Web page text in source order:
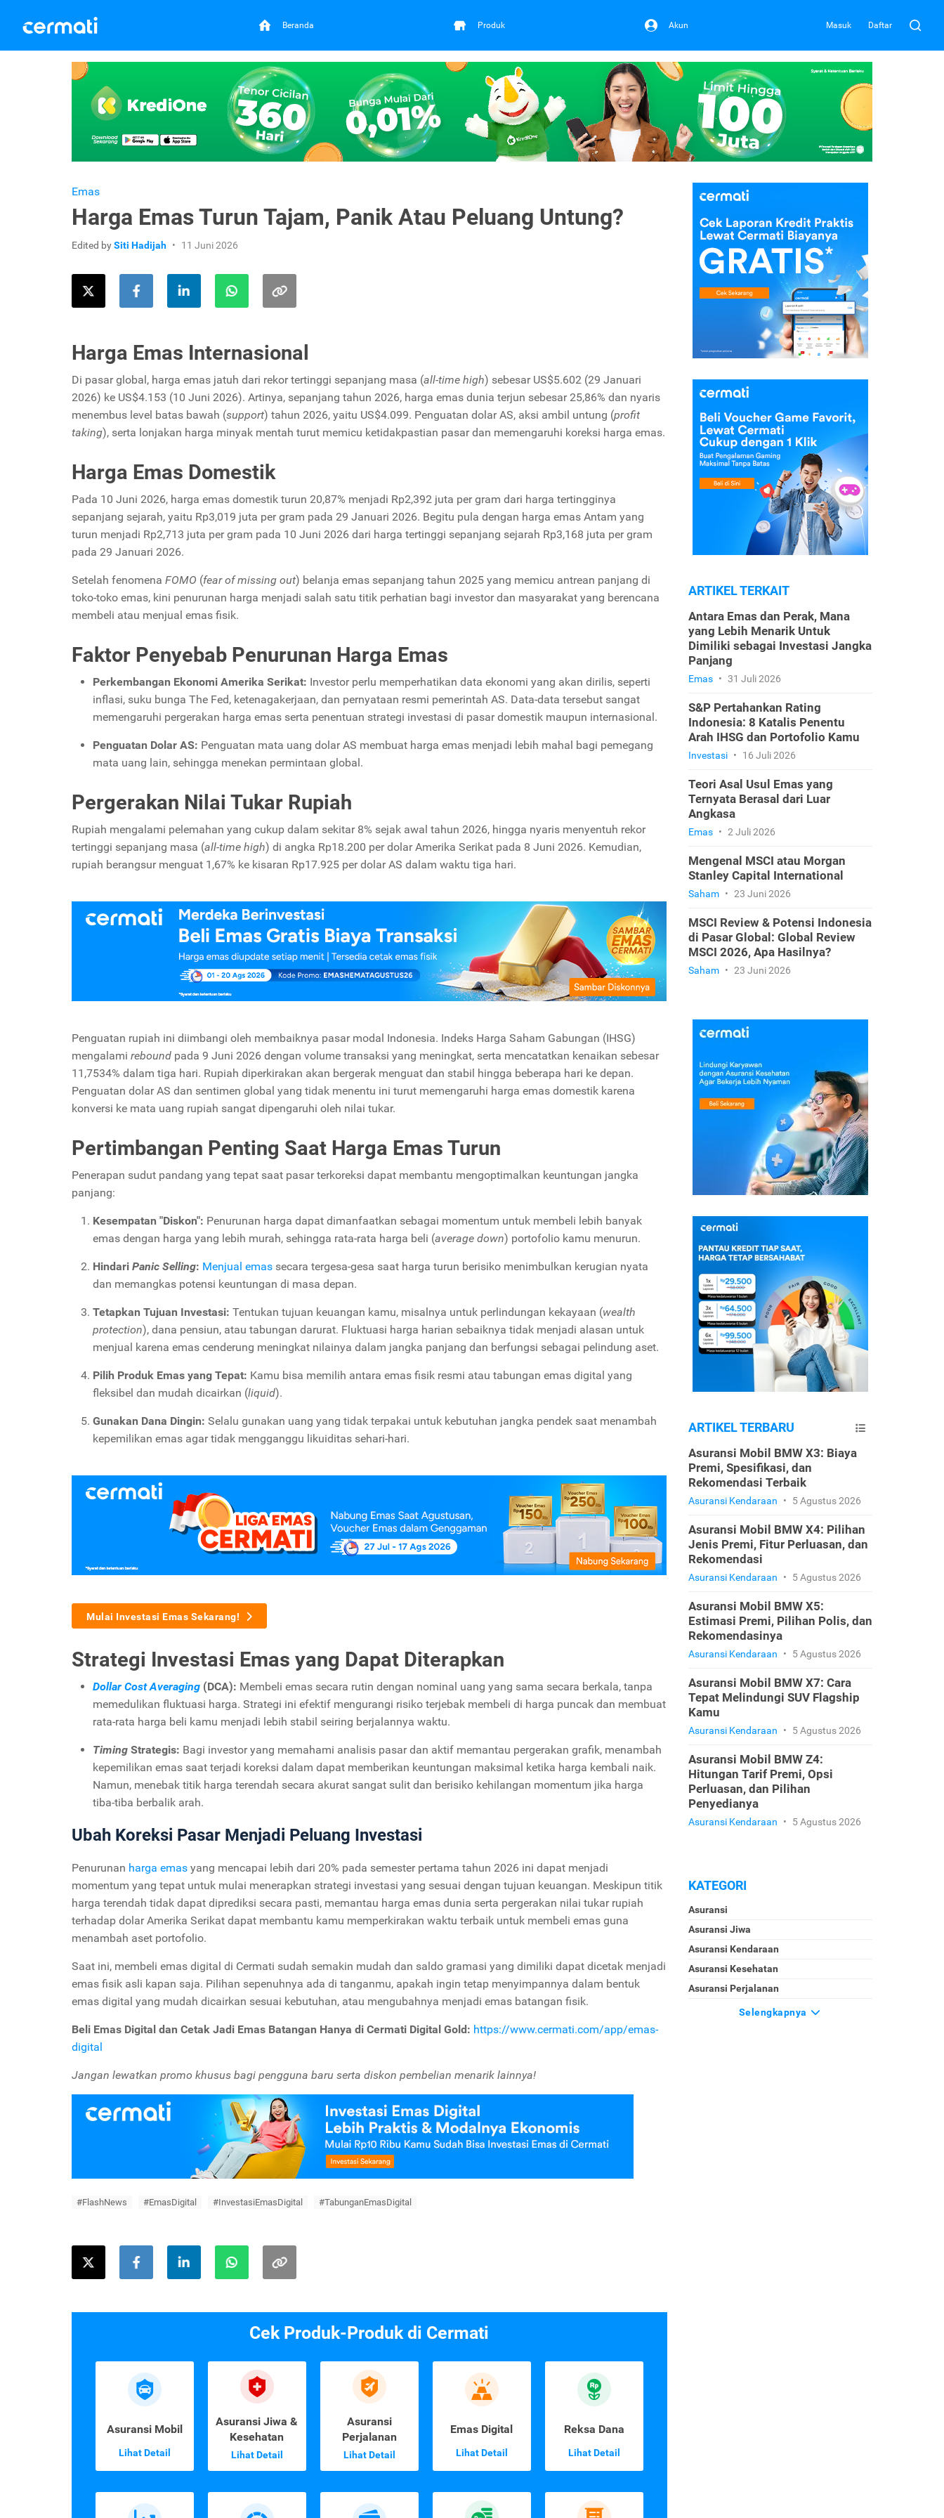
Beranda Produk Akun Masuk Daftar
Emas
Harga Emas Turun Tajam, Panik Atau Peluang Untung?
Edited bySiti Hadijah 11 Juni 2026
Harga Emas Internasional
Di pasar global, harga emas jatuh dari rekor tertinggi sepanjang masa (all-time high) sebesar US$5.602 (29 Januari
2026) ke US$4.153 (10 Juni 2026). Artinya, sepanjang tahun 2026, harga emas dunia terjun sebesar 25,86% dan nyaris
menembus level batas bawah (support) tahun 2026, yaitu US$4.099. Penguatan dolar AS, aksi ambil untung (profit
taking), serta lonjakan harga minyak mentah turut memicu ketidakpastian pasar dan memengaruhi koreksi harga emas.
Harga Emas Domestik
Pada 10 Juni 2026, harga emas domestik turun 20,87% menjadi Rp2,392 juta per gram dari harga tertingginya
sepanjang sejarah, yaitu Rp3,019 juta per gram pada 29 Januari 2026. Begitu pula dengan harga emas Antam yang
turun menjadi Rp2,713 juta per gram pada 10 Juni 2026 dari harga tertinggi sepanjang sejarah Rp3,168 juta per gram
pada 29 Januari 2026.
Setelah fenomena FOMO (fear of missing out) belanja emas sepanjang tahun 2025 yang memicu antrean panjang di
toko-toko emas, kini penurunan harga menjadi salah satu titik perhatian bagi investor dan masyarakat yang berencana
membeli atau menjual emas fisik.
Faktor Penyebab Penurunan Harga Emas
Perkembangan Ekonomi Amerika Serikat: Investor perlu memperhatikan data ekonomi yang akan dirilis, seperti
inflasi, suku bunga The Fed, ketenagakerjaan, dan pernyataan resmi pemerintah AS. Data-data tersebut sangat
memengaruhi pergerakan harga emas serta penentuan strategi investasi di pasar domestik maupun internasional.
Penguatan Dolar AS: Penguatan mata uang dolar AS membuat harga emas menjadi lebih mahal bagi pemegang
mata uang lain, sehingga menekan permintaan global.
Pergerakan Nilai Tukar Rupiah
Rupiah mengalami pelemahan yang cukup dalam sekitar 8% sejak awal tahun 2026, hingga nyaris menyentuh rekor
tertinggi sepanjang masa (all-time high) di angka Rp18.200 per dolar Amerika Serikat pada 8 Juni 2026. Kemudian,
rupiah berangsur menguat 1,67% ke kisaran Rp17.925 per dolar AS dalam waktu tiga hari.
Penguatan rupiah ini diimbangi oleh membaiknya pasar modal Indonesia. Indeks Harga Saham Gabungan (IHSG)
mengalami rebound pada 9 Juni 2026 dengan volume transaksi yang meningkat, serta mencatatkan kenaikan sebesar
11,7534% dalam tiga hari. Rupiah diperkirakan akan bergerak menguat dan stabil hingga beberapa hari ke depan.
Penguatan dolar AS dan sentimen global yang tidak menentu ini turut memengaruhi harga emas domestik karena
konversi ke mata uang rupiah sangat dipengaruhi oleh nilai tukar.
Pertimbangan Penting Saat Harga Emas Turun
Penerapan sudut pandang yang tepat saat pasar terkoreksi dapat membantu mengoptimalkan keuntungan jangka
panjang:
Kesempatan "Diskon": Penurunan harga dapat dimanfaatkan sebagai momentum untuk membeli lebih banyak
emas dengan harga yang lebih murah, sehingga rata-rata harga beli (average down) portofolio kamu menurun.
Hindari Panic Selling: Menjual emas secara tergesa-gesa saat harga turun berisiko menimbulkan kerugian nyata
dan memangkas potensi keuntungan di masa depan.
Tetapkan Tujuan Investasi: Tentukan tujuan keuangan kamu, misalnya untuk perlindungan kekayaan (wealth
protection), dana pensiun, atau tabungan darurat. Fluktuasi harga harian sebaiknya tidak menjadi alasan untuk
menjual karena emas cenderung meningkat nilainya dalam jangka panjang dan berfungsi sebagai pelindung aset.
Pilih Produk Emas yang Tepat: Kamu bisa memilih antara emas fisik resmi atau tabungan emas digital yang
fleksibel dan mudah dicairkan (liquid).
Gunakan Dana Dingin: Selalu gunakan uang yang tidak terpakai untuk kebutuhan jangka pendek saat menambah
kepemilikan emas agar tidak mengganggu likuiditas sehari-hari.
Mulai Investasi Emas Sekarang!
Strategi Investasi Emas yang Dapat Diterapkan
Dollar Cost Averaging (DCA): Membeli emas secara rutin dengan nominal uang yang sama secara berkala, tanpa
memedulikan fluktuasi harga. Strategi ini efektif mengurangi risiko terjebak membeli di harga puncak dan membuat
rata-rata harga beli kamu menjadi lebih stabil seiring berjalannya waktu.
Timing Strategis: Bagi investor yang memahami analisis pasar dan aktif memantau pergerakan grafik, menambah
kepemilikan emas saat terjadi koreksi dalam dapat memberikan keuntungan maksimal ketika harga kembali naik.
Namun, menebak titik harga terendah secara akurat sangat sulit dan berisiko kehilangan momentum jika harga
tiba-tiba berbalik arah.
Ubah Koreksi Pasar Menjadi Peluang Investasi
Penurunan harga emas yang mencapai lebih dari 20% pada semester pertama tahun 2026 ini dapat menjadi
momentum yang tepat untuk mulai menerapkan strategi investasi yang sesuai dengan tujuan keuangan. Meskipun titik
harga terendah tidak dapat diprediksi secara pasti, memantau harga emas dunia serta pergerakan nilai tukar rupiah
terhadap dolar Amerika Serikat dapat membantu kamu memperkirakan waktu terbaik untuk membeli emas guna
menambah aset portofolio.
Saat ini, membeli emas digital di Cermati sudah semakin mudah dan saldo gramasi yang dimiliki dapat dicetak menjadi
emas fisik asli kapan saja. Pilihan sepenuhnya ada di tanganmu, apakah ingin tetap menyimpannya dalam bentuk
emas digital yang mudah dicairkan sesuai kebutuhan, atau mengubahnya menjadi emas batangan fisik.
Beli Emas Digital dan Cetak Jadi Emas Batangan Hanya di Cermati Digital Gold: https://www.cermati.com/app/emas-
digital
Jangan lewatkan promo khusus bagi pengguna baru serta diskon pembelian menarik lainnya!
#FlashNews #EmasDigital #InvestasiEmasDigital #TabunganEmasDigital
Cek Produk-Produk di Cermati
Asuransi Mobil
Lihat Detail
Asuransi Jiwa &
Kesehatan
Lihat Detail
Asuransi
Perjalanan
Lihat Detail
Emas Digital
Lihat Detail
Reksa Dana
Lihat Detail
ARTIKEL TERKAIT
Antara Emas dan Perak, Mana
yang Lebih Menarik Untuk
Dimiliki sebagai Investasi Jangka
Panjang
Emas • 31 Juli 2026
S&P Pertahankan Rating
Indonesia: 8 Katalis Penentu
Arah IHSG dan Portofolio Kamu
Investasi • 16 Juli 2026
Teori Asal Usul Emas yang
Ternyata Berasal dari Luar
Angkasa
Emas • 2 Juli 2026
Mengenal MSCI atau Morgan
Stanley Capital International
Saham • 23 Juni 2026
MSCI Review & Potensi Indonesia
di Pasar Global: Global Review
MSCI 2026, Apa Hasilnya?
Saham • 23 Juni 2026
ARTIKEL TERBARU
Asuransi Mobil BMW X3: Biaya
Premi, Spesifikasi, dan
Rekomendasi Terbaik
Asuransi Kendaraan • 5 Agustus 2026
Asuransi Mobil BMW X4: Pilihan
Jenis Premi, Fitur Perluasan, dan
Rekomendasi
Asuransi Kendaraan • 5 Agustus 2026
Asuransi Mobil BMW X5:
Estimasi Premi, Pilihan Polis, dan
Rekomendasinya
Asuransi Kendaraan • 5 Agustus 2026
Asuransi Mobil BMW X7: Cara
Tepat Melindungi SUV Flagship
Kamu
Asuransi Kendaraan • 5 Agustus 2026
Asuransi Mobil BMW Z4:
Hitungan Tarif Premi, Opsi
Perluasan, dan Pilihan
Penyedianya
Asuransi Kendaraan • 5 Agustus 2026
KATEGORI
Asuransi
Asuransi Jiwa
Asuransi Kendaraan
Asuransi Kesehatan
Asuransi Perjalanan
Selengkapnya